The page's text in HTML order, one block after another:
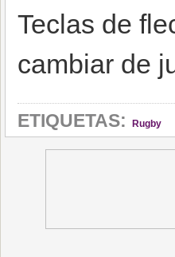
Teclas de
cambiar de
ETIQUETAS: Rugby